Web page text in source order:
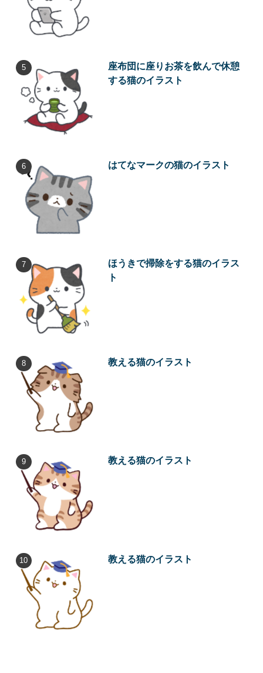
座布団に座りお茶を飲んで休憩
する猫のイラスト
はてなマークの猫のイラスト
ほうきで掃除をする猫のイラス
ト
教える猫のイラスト
教える猫のイラスト
教える猫のイラスト